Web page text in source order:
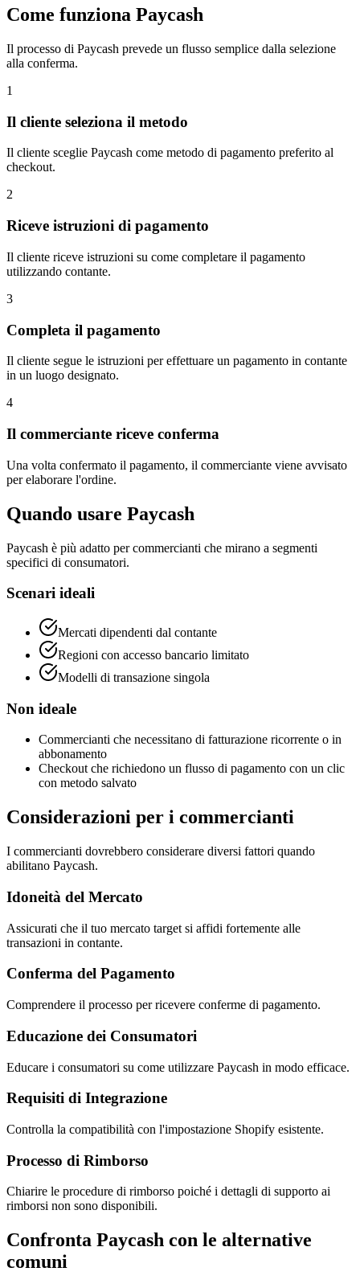
Come funziona Paycash
Il processo di Paycash prevede un flusso semplice dalla selezione
alla conferma.
1
Il cliente seleziona il metodo
Il cliente sceglie Paycash come metodo di pagamento preferito al
checkout.
2
Riceve istruzioni di pagamento
Il cliente riceve istruzioni su come completare il pagamento
utilizzando contante.
3
Completa il pagamento
Il cliente segue le istruzioni per effettuare un pagamento in contante
in un luogo designato.
4
Il commerciante riceve conferma
Una volta confermato il pagamento, il commerciante viene avvisato
per elaborare l'ordine.
Quando usare Paycash
Paycash è più adatto per commercianti che mirano a segmenti
specifici di consumatori.
Scenari ideali
Mercati dipendenti dal contante
Regioni con accesso bancario limitato
Modelli di transazione singola
Non ideale
Commercianti che necessitano di fatturazione ricorrente o in
abbonamento
Checkout che richiedono un flusso di pagamento con un clic
con metodo salvato
Considerazioni per i commercianti
I commercianti dovrebbero considerare diversi fattori quando
abilitano Paycash.
Idoneità del Mercato
Assicurati che il tuo mercato target si affidi fortemente alle
transazioni in contante.
Conferma del Pagamento
Comprendere il processo per ricevere conferme di pagamento.
Educazione dei Consumatori
Educare i consumatori su come utilizzare Paycash in modo efficace.
Requisiti di Integrazione
Controlla la compatibilità con l'impostazione Shopify esistente.
Processo di Rimborso
Chiarire le procedure di rimborso poiché i dettagli di supporto ai
rimborsi non sono disponibili.
Confronta Paycash con le alternative
comuni